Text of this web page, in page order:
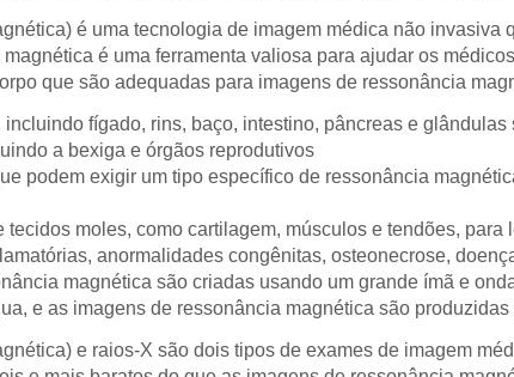
é uma tecnologia de imagem médica não
é uma ferramenta valiosa para ajudar os
que são adequadas para imagens de ressonância
incluindo fígado, rins, baço, intestino, pâncreas e glândulas
a bexiga e órgãos reprodutivos
podem exigir um tipo específico de ressonância
tecidos moles, como cartilagem, músculos e tendões,
anormalidades congênitas, osteonecrose,
magnética são criadas usando um grande ímã e
e as imagens de ressonância magnética são
e raios-X são dois tipos de exames de imagem